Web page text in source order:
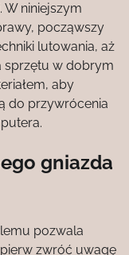
niniejszym
począwszy
lutowania, aż
sprzętu w dobrym
aby
do przywrócenia
gniazda
pozwala
zwróć uwagę